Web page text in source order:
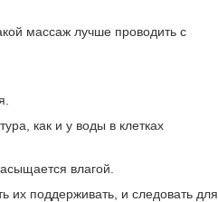
массаж лучше проводить с
как и у воды в клетках
влагой.
их поддерживать, и следовать для